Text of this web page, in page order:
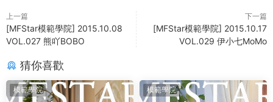
上一篇
[MFStar模範學院] 2015.10.08
VOL.027 熊吖BOBO
下一篇
[MFStar模範學院] 2015.10.17
VOL.029 伊小七MoMo
猜你喜歡
模範學院 模範學院